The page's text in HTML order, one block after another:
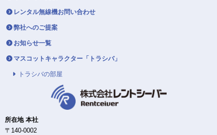
レンタル無線機お問い合わせ
弊社へのご提案
お知らせ一覧
マスコットキャラクター「トラシバ」
トラシバの部屋
所在地 本社
〒140-0002